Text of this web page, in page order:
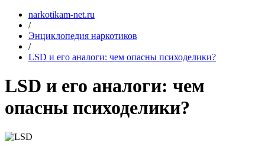
narkotikam-net.ru
/
Энциклопедия наркотиков
/
LSD и его аналоги: чем опасны психоделики?
LSD и его аналоги: чем
опасны психоделики?